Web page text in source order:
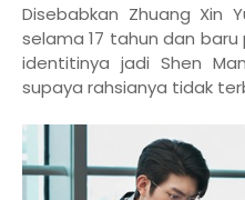
Disebabkan Zhuang Xin
selama 17 tahun dan
identitinya jadi Shen
supaya rahsianya tidak